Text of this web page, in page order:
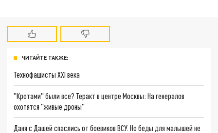
ЧИТАЙТЕ ТАКЖЕ:
Технофашисты XXI века
"Кротами" были все? Теракт в центре Москвы: На генералов
охотятся "живые дроны"
Даня с Дашей спаслись от боевиков ВСУ. Но беды для малышей не